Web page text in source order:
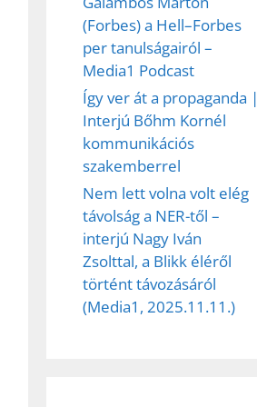
(Forbes) a Hell–Forbes
per tanulságairól –
Media1 Podcast
Így ver át a propaganda |
Interjú Bőhm Kornél
kommunikációs
szakemberrel
Nem lett volna volt elég
távolság a NER-től –
interjú Nagy Iván
Zsolttal, a Blikk éléről
történt távozásáról
(Media1, 2025.11.11.)